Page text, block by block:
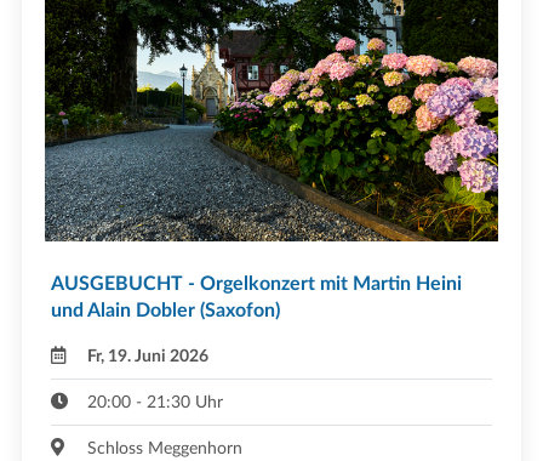
AUSGEBUCHT - Orgelkonzert mit Martin Heini
und Alain Dobler (Saxofon)
Fr, 19. Juni 2026
20:00 - 21:30 Uhr
Schloss Meggenhorn